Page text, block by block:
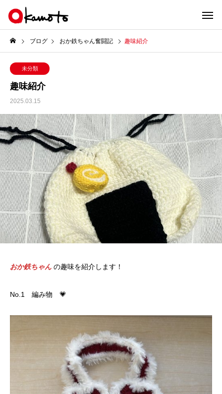
ブログ おか鉄ちゃん奮闘記 趣味紹介
未分類
趣味紹介
2025.03.15
おか鉄ちゃん の趣味を紹介します！
No.1 編み物 💗